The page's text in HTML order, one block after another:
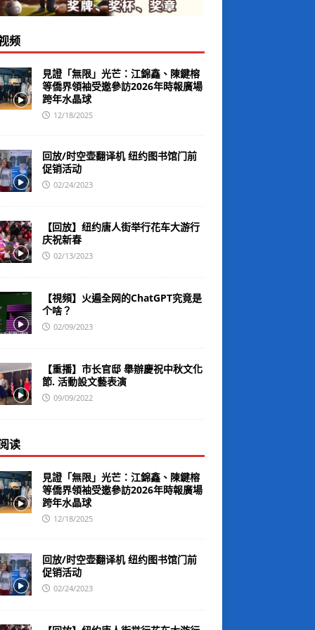
频
見證「無限」光芒：江錦鑫、陳鍵榕
等僑界領袖受邀參訪2026年時報廣場
跨年水晶球
12/18/2025
回放/时空壶翻译机 纽约图书馆门前
促销活动
02/24/2023
【回放】纽约唐人街举行花车大游行
庆祝新春
02/13/2023
【視頻】火遍全网的ChatGPT究竟是
个啥？
02/09/2023
【重播】市长官邸 舉辦慶祝中秋文化
節. 活動設文藝表演
09/09/2022
读
見證「無限」光芒：江錦鑫、陳鍵榕
等僑界領袖受邀參訪2026年時報廣場
跨年水晶球
12/18/2025
回放/时空壶翻译机 纽约图书馆门前
促销活动
02/24/2023